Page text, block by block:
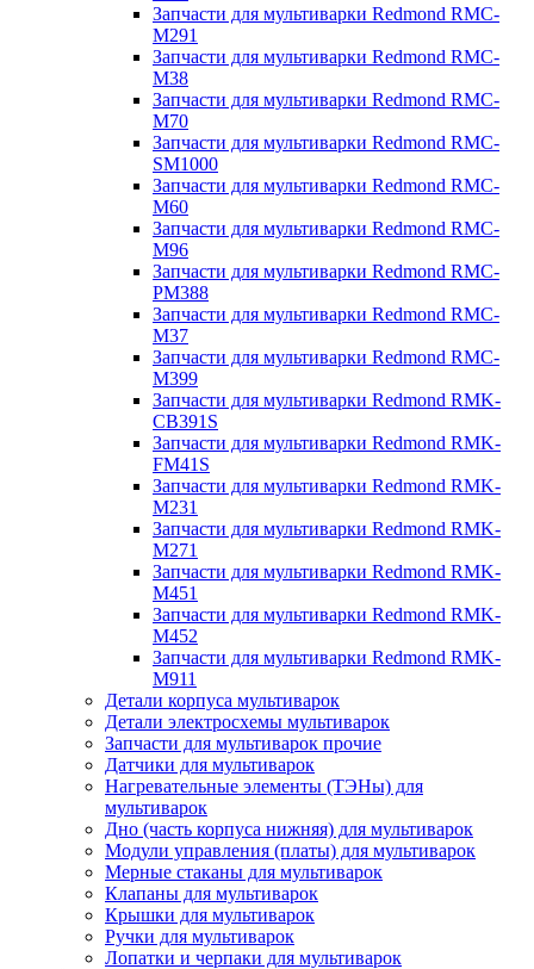
Запчасти для мультиварки Redmond RMC-
M291
Запчасти для мультиварки Redmond RMC-
M38
Запчасти для мультиварки Redmond RMC-
M70
Запчасти для мультиварки Redmond RMC-
SM1000
Запчасти для мультиварки Redmond RMC-
M60
Запчасти для мультиварки Redmond RMC-
M96
Запчасти для мультиварки Redmond RMC-
PM388
Запчасти для мультиварки Redmond RMC-
M37
Запчасти для мультиварки Redmond RMC-
M399
Запчасти для мультиварки Redmond RMK-
CB391S
Запчасти для мультиварки Redmond RMK-
FM41S
Запчасти для мультиварки Redmond RMK-
M231
Запчасти для мультиварки Redmond RMK-
M271
Запчасти для мультиварки Redmond RMK-
M451
Запчасти для мультиварки Redmond RMK-
M452
Запчасти для мультиварки Redmond RMK-
M911
Детали корпуса мультиварок
Детали электросхемы мультиварок
Запчасти для мультиварок прочие
Датчики для мультиварок
Нагревательные элементы (ТЭНы) для
мультиварок
Дно (часть корпуса нижняя) для мультиварок
Модули управления (платы) для мультиварок
Мерные стаканы для мультиварок
Клапаны для мультиварок
Крышки для мультиварок
Ручки для мультиварок
Лопатки и черпаки для мультиварок